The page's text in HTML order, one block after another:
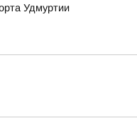
Удмуртии